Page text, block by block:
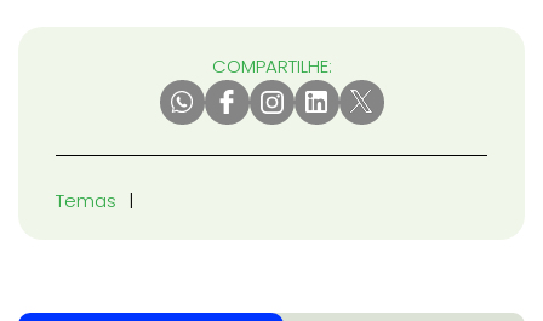
COMPARTILHE:
Temas